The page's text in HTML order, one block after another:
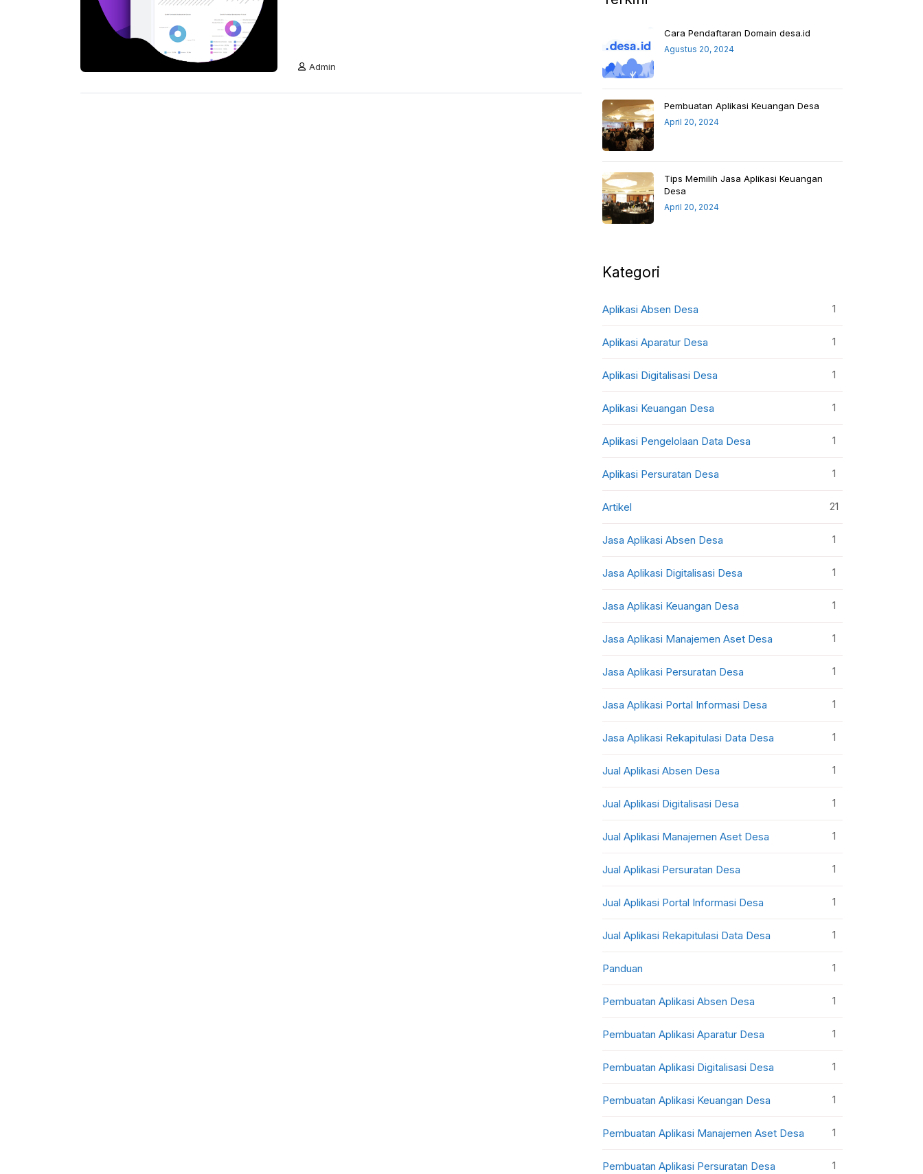
Admin
Cara Pendaftaran Domain desa.id
Agustus 20, 2024
Pembuatan Aplikasi Keuangan Desa
April 20, 2024
Tips Memilih Jasa Aplikasi Keuangan
Desa
April 20, 2024
Kategori
Aplikasi Absen Desa 1
Aplikasi Aparatur Desa 1
Aplikasi Digitalisasi Desa 1
Aplikasi Keuangan Desa 1
Aplikasi Pengelolaan Data Desa 1
Aplikasi Persuratan Desa 1
Artikel 21
Jasa Aplikasi Absen Desa 1
Jasa Aplikasi Digitalisasi Desa 1
Jasa Aplikasi Keuangan Desa 1
Jasa Aplikasi Manajemen Aset Desa 1
Jasa Aplikasi Persuratan Desa 1
Jasa Aplikasi Portal Informasi Desa 1
Jasa Aplikasi Rekapitulasi Data Desa 1
Jual Aplikasi Absen Desa 1
Jual Aplikasi Digitalisasi Desa 1
Jual Aplikasi Manajemen Aset Desa 1
Jual Aplikasi Persuratan Desa 1
Jual Aplikasi Portal Informasi Desa 1
Jual Aplikasi Rekapitulasi Data Desa 1
Panduan 1
Pembuatan Aplikasi Absen Desa 1
Pembuatan Aplikasi Aparatur Desa 1
Pembuatan Aplikasi Digitalisasi Desa 1
Pembuatan Aplikasi Keuangan Desa 1
Pembuatan Aplikasi Manajemen Aset Desa 1
Pembuatan Aplikasi Persuratan Desa 1